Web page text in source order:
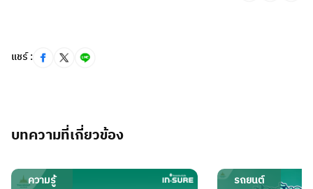
แชร์ :
บทความที่เกี่ยวข้อง
ความรู้ รถยนต์